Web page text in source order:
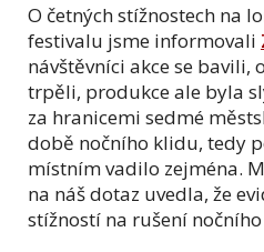
O četných stížnostech na
festivalu jsme informovali
návštěvníci akce se bavili,
trpěli, produkce ale byla
za hranicemi sedmé
době nočního klidu, tedy
místním vadilo zejména.
na náš dotaz uvedla, že
stížností na rušení